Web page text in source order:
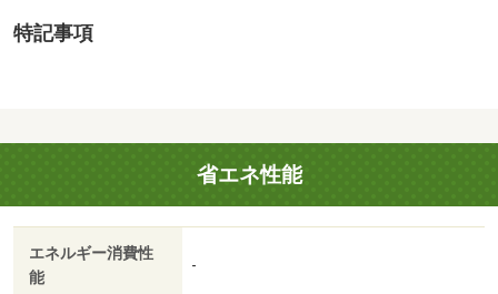
社でなら、きっと希望にマッチしたお部屋が見つかります
は駐輪場付きの物件です。キッチンが快適な物件なので料
理好きな方にオススメです。太陽光がたくさん入り健康効
果が期待される南向きのマンションです。自分のライフス
タイルに必要なお住まいをお選びください。お住まい探し
をサポートしてまいります（＾＾）・賃貸保証等：加入要
（全保連 または）・鍵交換代：あり１５，４００円～・
特記事項
省エネ性能
エネルギー消費性
能
-